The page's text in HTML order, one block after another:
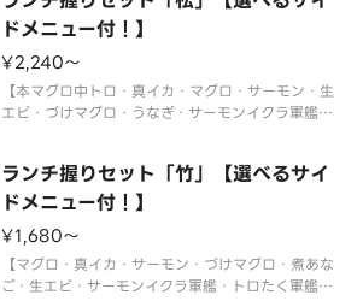
ドメニュー付！】
¥2,240〜
【本マグロ中トロ・真イカ・マグロ・サーモン・生
エビ・づけマグロ・うなぎ・サーモンイクラ軍艦・
※年末年始・お盆期間中はランチの販売をお休みさ
せていただく場合がございます。
サイドメ
ランチ握りセット「竹」【選べるサイ
ドメニュー付！】
¥1,680〜
【マグロ・真イカ・サーモン・づけマグロ・煮あな
ご・生エビ・サーモンイクラ軍艦・トロたく軍艦】